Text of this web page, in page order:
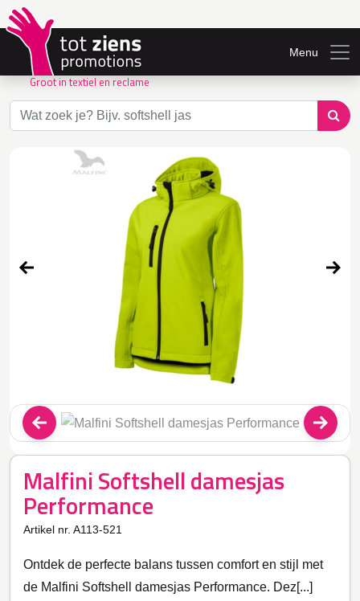
Groot in textiel en reclame
Menu
Malfini Softshell damesjas
Performance
Artikel nr. A113-521
Ontdek de perfecte balans tussen comfort en stijl met
de Malfini Softshell damesjas Performance. Dez[...]